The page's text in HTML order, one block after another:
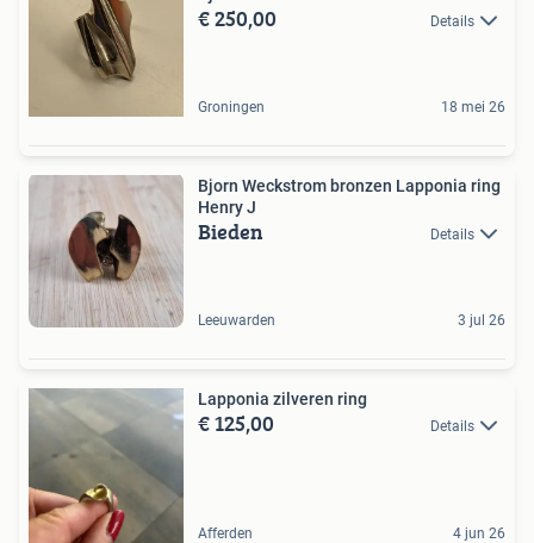
€ 250,00 Details
Groningen 18 mei 26
Bjorn Weckstrom bronzen Lapponia ring
Henry J
Bieden Details
Leeuwarden 3 jul 26
Lapponia zilveren ring
€ 125,00 Details
Afferden 4 jun 26